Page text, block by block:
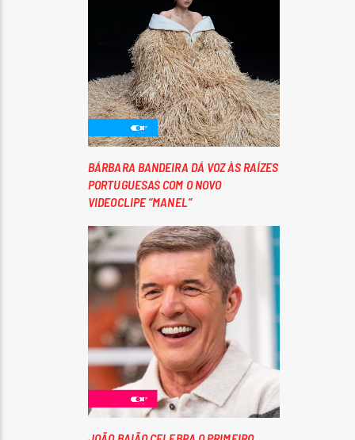
BÁRBARA BANDEIRA DÁ VOZ ÀS RAÍZES
PORTUGUESAS COM O NOVO
VIDEOCLIPE “MANEL”